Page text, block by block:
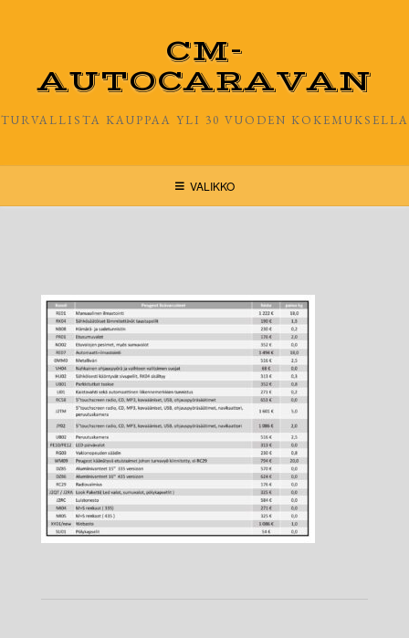
CM-
AUTOCARAVAN
TURVALLISTA KAUPPAA YLI 30 VUODEN KOKEMUKSELLA
VALIKKO